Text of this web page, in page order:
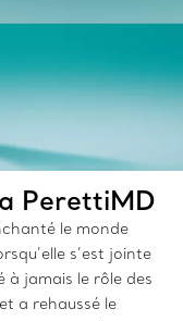
PerettiMD
le monde
s’est jointe
à jamais le rôle des
a rehaussé le